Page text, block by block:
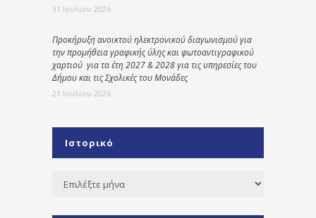
31 Ιουλίου 2026
Προκήρυξη ανοικτού ηλεκτρονικού διαγωνισμού για
την προμήθεια γραφικής ύλης και φωτοαντιγραφικού
χαρτιού για τα έτη 2027 & 2028 για τις υπηρεσίες του
Δήμου και τις Σχολικές του Μονάδες
21 Ιουλίου 2026
Ιστορικό
Ιστορικό